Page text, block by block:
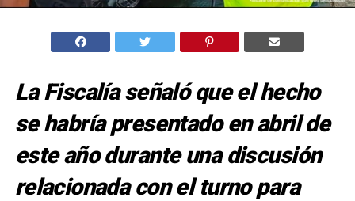
La Fiscalía señaló que el hecho
se habría presentado en abril de
este año durante una discusión
relacionada con el turno para